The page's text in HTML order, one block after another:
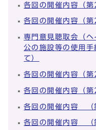
各回の開催内容（第
各回の開催内容（第
専門意見聴取会（
公の施設等の使用
て）
各回の開催内容（第
各回の開催内容（第
各回の開催内容 （
各回の開催内容 （